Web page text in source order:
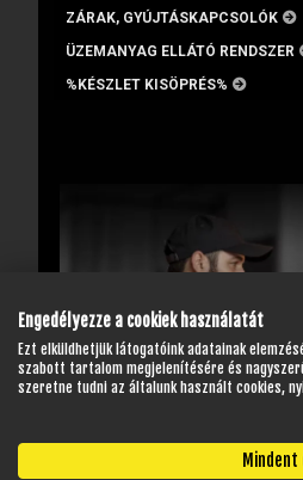
ZÁRAK, GYÚJTÁSKAPCSOLÓK
ÜZEMANYAG ELLÁTÓ RENDSZER
%KÉSZLET KISÖPRÉS%
Engedélyezze a cookiek használatát
Ezt elküldhetjük látogatóink adatainak
szabott tartalom megjelenítésére és
szeretne tudni az általunk használt cookies,
Mindent